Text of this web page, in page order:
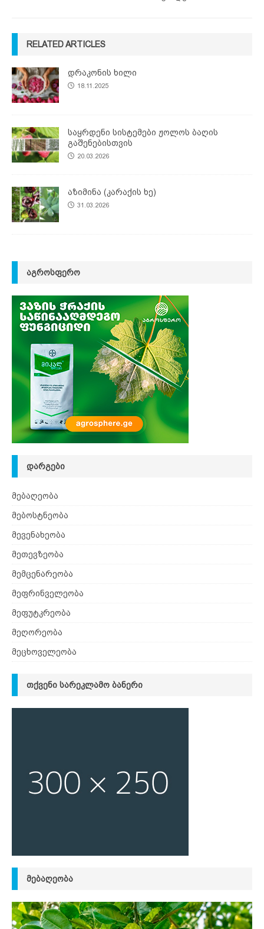
RELATED ARTICLES
დრაკონის ხილი
18.11.2025
საყრდენი სისტემები ჟოლოს ბაღის
გაშენებისთვის
20.03.2026
აზიმინა (კარაქის ხე)
31.03.2026
ᲐᲒᲠᲝᲡᲤᲔᲠᲝ
ᲓᲐᲠᲒᲔᲑᲘ
მებაღეობა
მებოსტნეობა
მევენახეობა
მეთევზეობა
მემცენარეობა
მეფრინველეობა
მეფუტკრეობა
მეღორეობა
მეცხოველეობა
ᲗᲥᲕᲔᲜᲘ ᲡᲐᲠᲔᲙᲚᲐᲛᲝ ᲑᲐᲜᲔᲠᲘ
ᲛᲔᲑᲐᲦᲔᲝᲑᲐ